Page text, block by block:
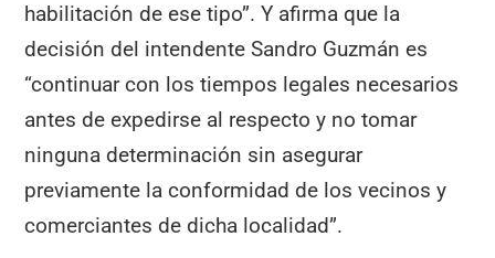
habilitación de ese tipo”. Y afirma que la
decisión del intendente Sandro Guzmán es
“continuar con los tiempos legales necesarios
antes de expedirse al respecto y no tomar
ninguna determinación sin asegurar
previamente la conformidad de los vecinos y
comerciantes de dicha localidad”.